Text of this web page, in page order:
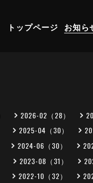
トップページ お知ら
2026-02（28）
2025-04（30）
2024-06（30）
2023-08（31）
2022-10（32）